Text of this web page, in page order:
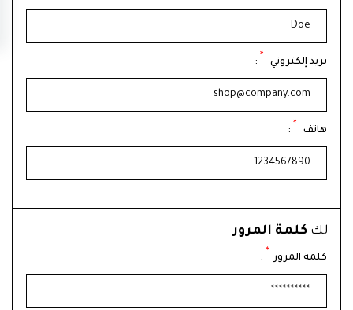
بريد إلكتروني *
:
هاتف *
:
لك كلمة المرور
كلمة المرور *
: